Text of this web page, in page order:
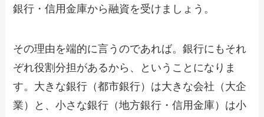
銀行・信用金庫から融資を受けましょう。
その理由を端的に言うのであれば。銀行にもそれ
ぞれ役割分担があるから、ということになりま
す。大きな銀行（都市銀行）は大きな会社（大企
業）と、小さな銀行（地方銀行・信用金庫）は小